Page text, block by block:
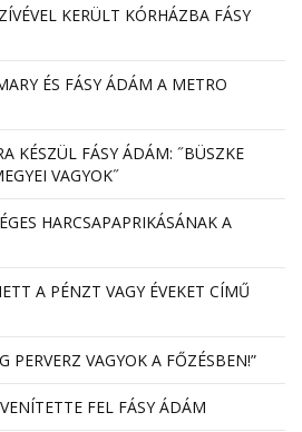
KE­RÜLT KÓR­HÁZBA FÁSY
ÉS FÁSY ÁDÁM A METRO
KÉSZÜL FÁSY ÁDÁM: ˝BÜSZKE
VAGYOK˝
HARCSAPAPRIKÁSÁNAK A
A PÉNZT VAGY ÉVEKET CÍMŰ
PERVERZ VAGYOK A FŐZÉSBEN!”
FEL FÁSY ÁDÁM